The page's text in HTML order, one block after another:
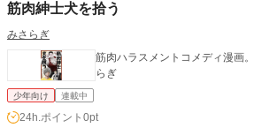
筋肉紳士犬を拾う
みさらぎ
筋肉ハラスメントコメディ漫画
らぎ
少年向け 連載中
24h.ポイント 0pt